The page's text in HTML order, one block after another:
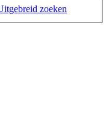
zoeken